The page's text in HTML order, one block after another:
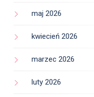
maj 2026
kwiecień 2026
marzec 2026
luty 2026